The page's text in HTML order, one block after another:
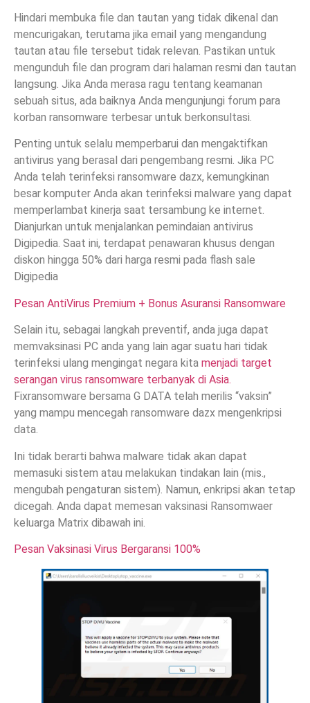
Hindari membuka file dan tautan yang tidak dikenal dan
mencurigakan, terutama jika email yang mengandung
tautan atau file tersebut tidak relevan. Pastikan untuk
mengunduh file dan program dari halaman resmi dan tautan
langsung. Jika Anda merasa ragu tentang keamanan
sebuah situs, ada baiknya Anda mengunjungi forum para
korban ransomware terbesar untuk berkonsultasi.
Penting untuk selalu memperbarui dan mengaktifkan
antivirus yang berasal dari pengembang resmi. Jika PC
Anda telah terinfeksi ransomware dazx, kemungkinan
besar komputer Anda akan terinfeksi malware yang dapat
memperlambat kinerja saat tersambung ke internet.
Dianjurkan untuk menjalankan pemindaian antivirus
Digipedia. Saat ini, terdapat penawaran khusus dengan
diskon hingga 50% dari harga resmi pada flash sale
Digipedia
Pesan AntiVirus Premium + Bonus Asuransi Ransomware
Selain itu, sebagai langkah preventif, anda juga dapat
memvaksinasi PC anda yang lain agar suatu hari tidak
terinfeksi ulang mengingat negara kita menjadi target
serangan virus ransomware terbanyak di Asia.
Fixransomware bersama G DATA telah merilis “vaksin”
yang mampu mencegah ransomware dazx mengenkripsi
data.
Ini tidak berarti bahwa malware tidak akan dapat
memasuki sistem atau melakukan tindakan lain (mis.,
mengubah pengaturan sistem). Namun, enkripsi akan tetap
dicegah. Anda dapat memesan vaksinasi Ransomwaer
keluarga Matrix dibawah ini.
Pesan Vaksinasi Virus Bergaransi 100%